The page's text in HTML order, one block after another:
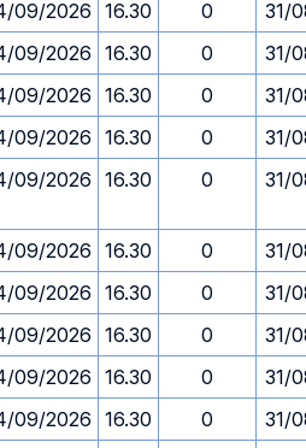
09/2026 16.30 0
31/
09/2026 16.30 0
31/
09/2026 16.30 0
31/
09/2026 16.30 0
31/
09/2026 16.30 0 31/
09/2026 16.30 0
31/
09/2026 16.30 0
31/
09/2026 16.30 0
31/
09/2026 16.30 0
31/
09/2026 16.30 0
31/